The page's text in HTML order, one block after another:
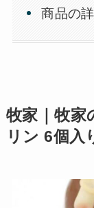
商品の
牧家｜牧家
リン 6個入